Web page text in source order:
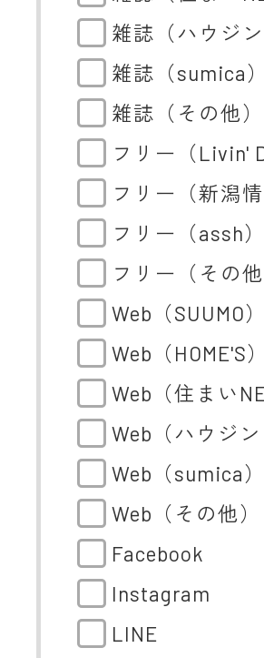
雑誌（ハウジン
雑誌（sumica）
雑誌（その他）
フリー（Livin'
フリー（新潟情
フリー（assh）
フリー（その他
Web（SUUMO）
Web（HOME'S）
Web（住まい
Web（ハウジン
Web（sumica）
Web（その他）
Facebook
Instagram
LINE